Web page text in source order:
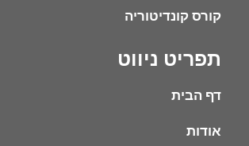
תפריט ניווט
דף הבית
אודות
קורס קונדיטוריה